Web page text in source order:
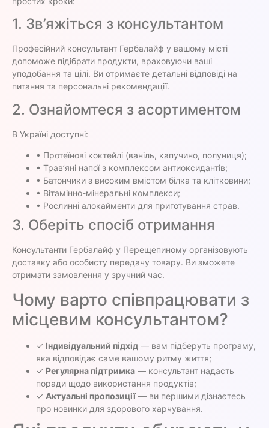
1. Зв’яжіться з консультантом
Професійний консультант Гербалайф у вашому місті
допоможе підібрати продукти, враховуючи ваші
уподобання та цілі. Ви отримаєте детальні відповіді на
питання та персональні рекомендації.
2. Ознайомтеся з асортиментом
В Україні доступні:
• Протеїнові коктейлі (ваніль, капучино, полуниця);
• Трав’яні напої з комплексом антиоксидантів;
• Батончики з високим вмістом білка та клітковини;
• Вітамінно-мінеральні комплекси;
• Рослинні алокайменти для приготування страв.
3. Оберіть спосіб отримання
Консультанти Гербалайф у Перещепиному організовують
доставку або особисту передачу товару. Ви зможете
отримати замовлення у зручний час.
Чому варто співпрацювати з
місцевим консультантом?
✓ Індивідуальний підхід — вам підберуть програму,
яка відповідає саме вашому ритму життя;
✓ Регулярна підтримка — консультант надасть
поради щодо використання продуктів;
✓ Актуальні пропозиції— ви першими дізнаєтесь
про новинки для здорового харчування.